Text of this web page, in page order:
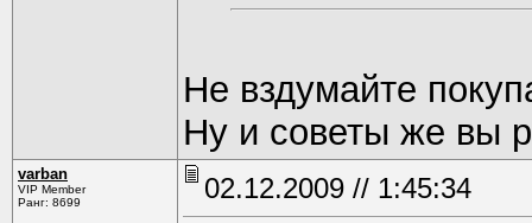
Не вздумайте
Ну и советы же вы
varban
VIP Member
Ранг: 8699
02.12.2009 // 1:45:34